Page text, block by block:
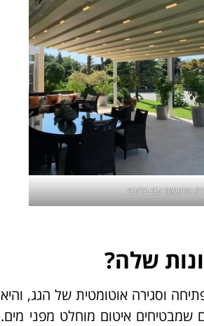
מרפסותעם ברזנט
שלה?
וסגירה אוטומטית של הגג, והיא
שמבטיחים איטום מוחלט מפני מים.